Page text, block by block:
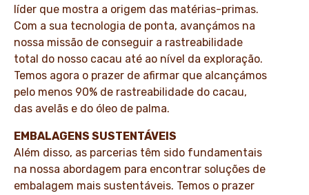
líder que mostra a origem das matérias-primas.
Com a sua tecnologia de ponta, avançámos na
nossa missão de conseguir a rastreabilidade
total do nosso cacau até ao nível da exploração.
Temos agora o prazer de afirmar que alcançámos
pelo menos 90% de rastreabilidade do cacau,
das avelãs e do óleo de palma.
EMBALAGENS SUSTENTÁVEIS
Além disso, as parcerias têm sido fundamentais
na nossa abordagem para encontrar soluções de
embalagem mais sustentáveis. Temos o prazer